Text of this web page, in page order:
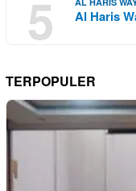
5 Al Haris
TERPOPULER